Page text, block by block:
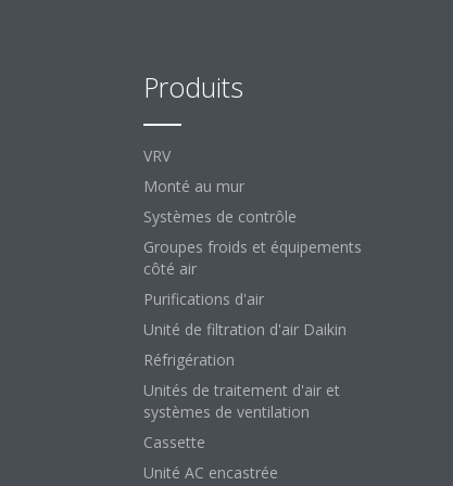
Produits
VRV
Monté au mur
Systèmes de contrôle
Groupes froids et équipements
côté air
Purifications d'air
Unité de filtration d'air Daikin
Réfrigération
Unités de traitement d'air et
systèmes de ventilation
Cassette
Unité AC encastrée